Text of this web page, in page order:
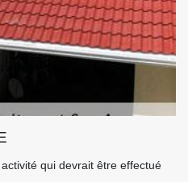
qui devrait être effectué